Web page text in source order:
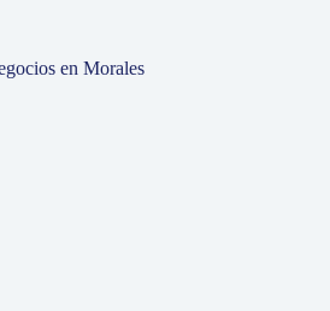
en Morales